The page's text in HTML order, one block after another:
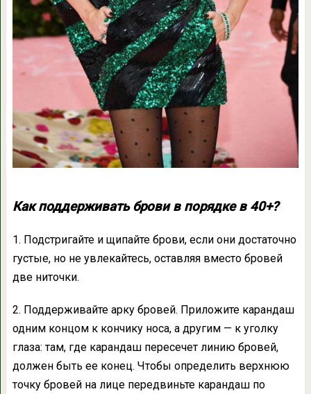
Как поддерживать брови в порядке в 40+?
1. Подстригайте и щипайте брови, если они достаточно
густые, но не увлекайтесь, оставляя вместо бровей
две ниточки.
2. Поддерживайте арку бровей. Приложите карандаш
одним концом к кончику носа, а другим — к уголку
глаза: там, где карандаш пересечет линию бровей,
должен быть ее конец. Чтобы определить верхнюю
точку бровей на лице передвиньте карандаш по